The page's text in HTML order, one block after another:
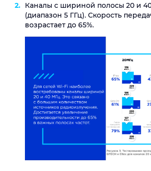
Каналы с шириной полосы 20 и
(диапазон 5 ГГц). Скорость
возрастает до 65%.